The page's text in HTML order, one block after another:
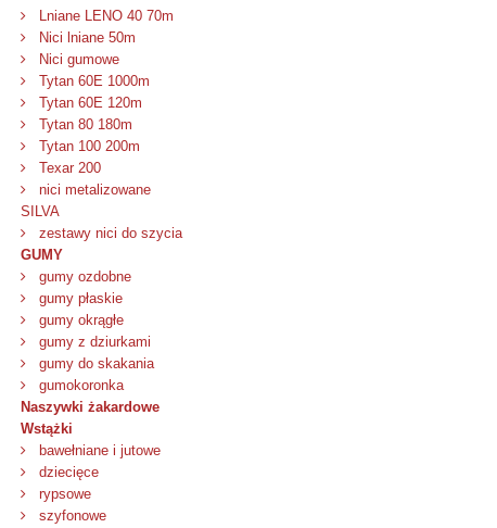
Lniane LENO 40 70m
Nici lniane 50m
Nici gumowe
Tytan 60E 1000m
Tytan 60E 120m
Tytan 80 180m
Tytan 100 200m
Texar 200
nici metalizowane
SILVA
zestawy nici do szycia
GUMY
gumy ozdobne
gumy płaskie
gumy okrągłe
gumy z dziurkami
gumy do skakania
gumokoronka
Naszywki żakardowe
Wstążki
bawełniane i jutowe
dziecięce
rypsowe
szyfonowe